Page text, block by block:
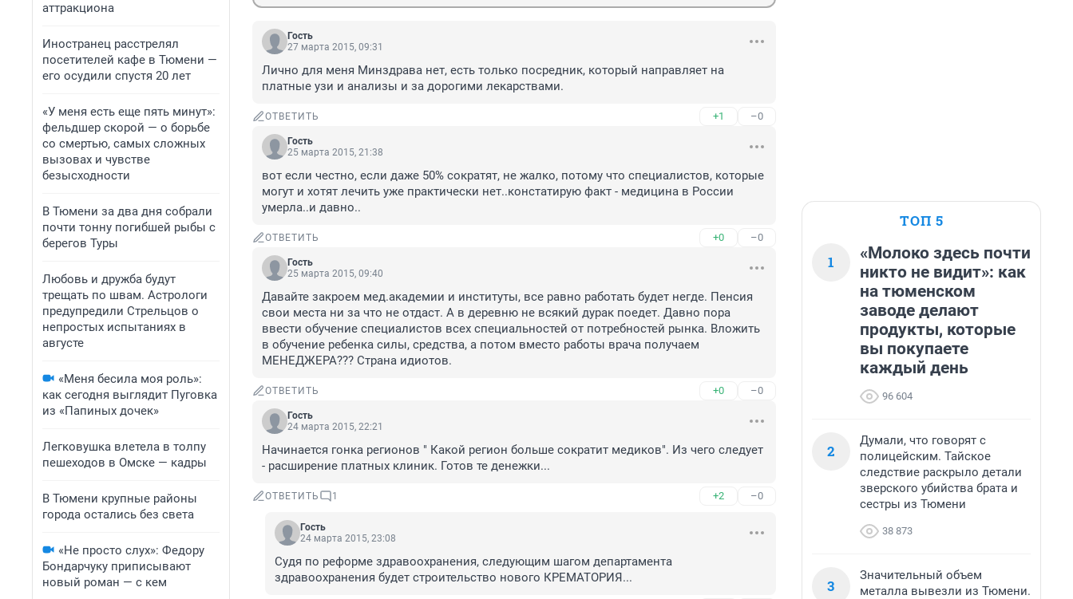
аттракциона
Иностранец расстрелял
посетителей кафе в Тюмени —
его осудили спустя 20 лет
«У меня есть еще пять минут»:
фельдшер скорой — о борьбе
со смертью, самых сложных
вызовах и чувстве
безысходности
В Тюмени за два дня собрали
почти тонну погибшей рыбы с
берегов Туры
Любовь и дружба будут
трещать по швам. Астрологи
предупредили Стрельцов о
непростых испытаниях в
августе
«Меня бесила моя роль»:
как сегодня выглядит Пуговка
из «Папиных дочек»
Легковушка влетела в толпу
пешеходов в Омске — кадры
В Тюмени крупные районы
города остались без света
«Не просто слух»: Федору
Бондарчуку приписывают
новый роман — с кем
Гость
27 марта 2015, 09:31
Лично для меня Минздрава нет, есть только посредник, который направляет на
платные узи и анализы и за дорогими лекарствами.
ОТВЕТИТЬ +1 –0
Гость
25 марта 2015, 21:38
вот если честно, если даже 50% сократят, не жалко, потому что специалистов, которые
могут и хотят лечить уже практически нет..констатирую факт - медицина в России
умерла..и давно..
ОТВЕТИТЬ +0 –0
Гость
25 марта 2015, 09:40
Давайте закроем мед.академии и институты, все равно работать будет негде. Пенсия
свои места ни за что не отдаст. А в деревню не всякий дурак поедет. Давно пора
ввести обучение специалистов всех специальностей от потребностей рынка. Вложить
в обучение ребенка силы, средства, а потом вместо работы врача получаем
МЕНЕДЖЕРА??? Страна идиотов.
ОТВЕТИТЬ +0 –0
Гость
24 марта 2015, 22:21
Начинается гонка регионов " Какой регион больше сократит медиков". Из чего следует
- расширение платных клиник. Готов те денежки...
ОТВЕТИТЬ 1 +2 –0
Гость
24 марта 2015, 23:08
Судя по реформе здравоохранения, следующим шагом департамента
здравоохранения будет строительство нового КРЕМАТОРИЯ...
ТОП 5
1
«Молоко здесь почти
никто не видит»: как
на тюменском
заводе делают
продукты, которые
вы покупаете
каждый день
96 604
2
Думали, что говорят с
полицейским. Тайское
следствие раскрыло детали
зверского убийства брата и
сестры из Тюмени
38 873
3
Значительный объем
металла вывезли из Тюмени.